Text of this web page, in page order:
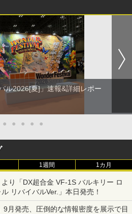
ル2026[夏]」速報&詳細レポー
● ● ● ● ●
1週間 1カ月
より「DX超合金 VF-1S バルキリー ロ
リバイバルVer.」本日発売！
9月発売、圧倒的な情報密度を展示で目